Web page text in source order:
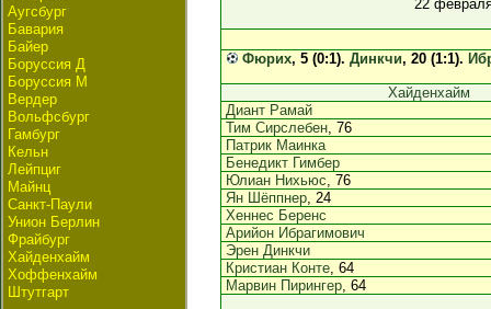
Аугсбург
Бавария
Байер
Боруссия Д
Боруссия М
Вердер
Вольфсбург
Гамбург
Кельн
Лейпциг
Майнц
Санкт-Паули
Унион Берлин
Фрайбург
Хайденхайм
Хоффенхайм
Штутгарт
22
Фюрих, 5 (0:1). Динкчи, 20 (1:1).
Хайденхайм
Диант Рамай
Тим Сирслебен, 76
Патрик Маинка
Бенедикт Гимбер
Юлиан Нихьюс, 76
Ян Шёппнер, 24
Хеннес Беренс
Арийон Ибрагимович
Эрен Динкчи
Кристиан Конте, 64
Марвин Пирингер, 64